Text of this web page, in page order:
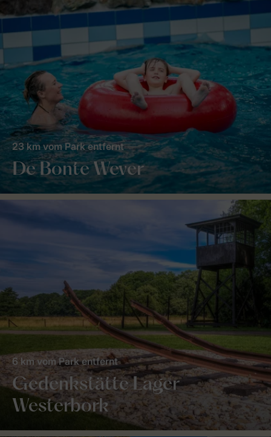
De Bonte Wever
23 km vom Park entfernt
Gedenkstätte Lager
Westerbork
6 km vom Park entfernt